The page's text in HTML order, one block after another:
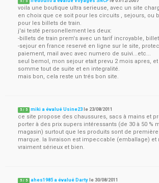
5 / 5
voila une boutique ultra serieuse, avec un site
en choix que ce soit pour les circuits , sejours, ou
pour les billets de train.
j'ai testé personellement les deux:
-billets de train prem's avec un tarif incroyable,
-sejour en france reservé en ligne sur le site,
paiement, mail avec avec numero de suivi...etc...
seul bemol, mon sejour etait prevu 2 mois apres,
somme tout de suite et en integralité.
mais bon, cela reste un trés bon site.
5 / 5 miki a évalué Usine23 le 23/08/2011
ce site propose des chaussures, sacs à mains et
porter à des prix supers intéressants (de 30 à 50 %
magasin) surtout que les produits sont de
marque. la livraison est impeccable (emballage) et
vraiment sérieux et bien.
5 / 5 ahes1985 a évalué Darty le30/08/2011